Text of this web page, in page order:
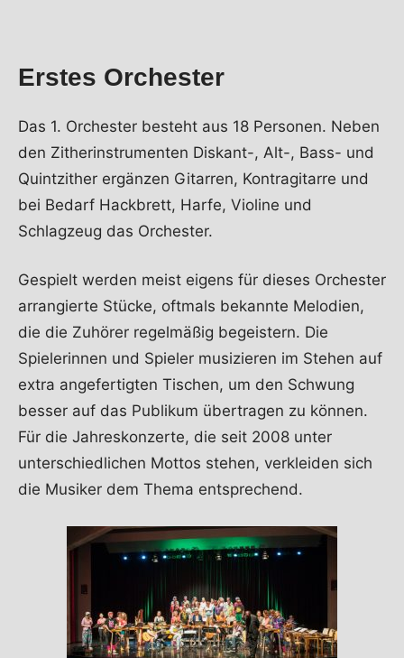
Erstes Orchester
Das 1. Orchester besteht aus 18 Personen. Neben
den Zitherinstrumenten Diskant-, Alt-, Bass- und
Quintzither ergänzen Gitarren, Kontragitarre und
bei Bedarf Hackbrett, Harfe, Violine und
Schlagzeug das Orchester.
Gespielt werden meist eigens für dieses Orchester
arrangierte Stücke, oftmals bekannte Melodien,
die die Zuhörer regelmäßig begeistern. Die
Spielerinnen und Spieler musizieren im Stehen auf
extra angefertigten Tischen, um den Schwung
besser auf das Publikum übertragen zu können.
Für die Jahreskonzerte, die seit 2008 unter
unterschiedlichen Mottos stehen, verkleiden sich
die Musiker dem Thema entsprechend.